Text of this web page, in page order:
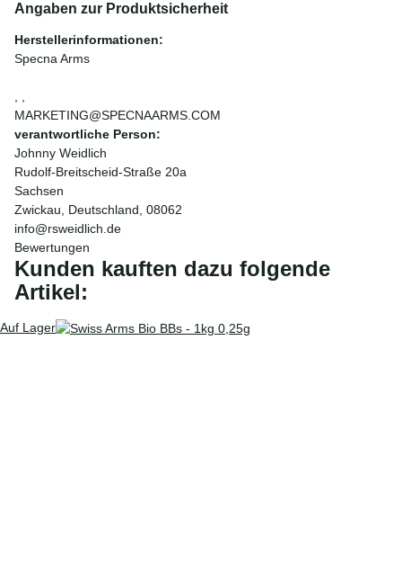
Angaben zur Produktsicherheit
Herstellerinformationen:
Specna Arms
, ,
MARKETING@SPECNAARMS.COM
verantwortliche Person:
Johnny Weidlich
Rudolf-Breitscheid-Straße 20a
Sachsen
Zwickau, Deutschland, 08062
info@rsweidlich.de
Bewertungen
Kunden kauften dazu folgende
Artikel:
Auf Lager